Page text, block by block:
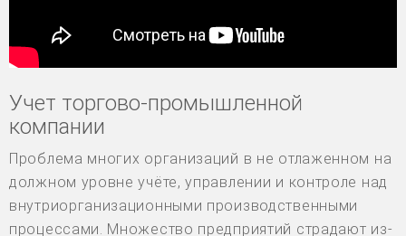
Учет торгово-промышленной
компании
Проблема многих организаций в не отлаженном на
должном уровне учёте, управлении и контроле над
внутриорганизационными производственными
процессами. Множество предприятий страдают из-